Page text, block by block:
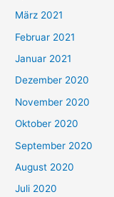
März 2021
Februar 2021
Januar 2021
Dezember 2020
November 2020
Oktober 2020
September 2020
August 2020
Juli 2020